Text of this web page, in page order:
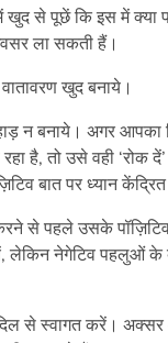
में खुद से पूछें कि इस में क्या
ला सकती हैं।
खुद बनाये।
न बनाये। अगर आपका
है, तो उसे वही ‘रोक
बात पर ध्यान
से पहले उसके
लेकिन नेगेटिव पहलुओं के
से स्वागत करें।